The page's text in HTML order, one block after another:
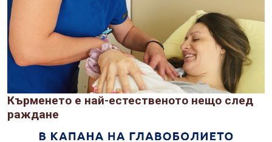
Кърменето е най-естественото нещо след
раждане